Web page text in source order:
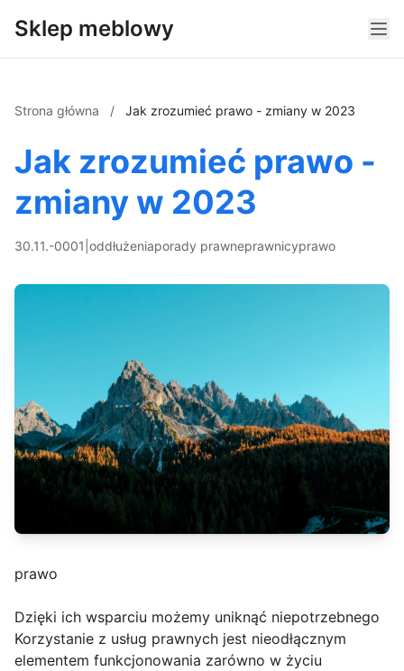
Sklep meblowy
Strona główna / Jak zrozumieć prawo - zmiany w 2023
Jak zrozumieć prawo -
zmiany w 2023
30.11.-0001 oddłużeniaporady prawneprawnicyprawo
prawo
Dzięki ich wsparciu możemy uniknąć niepotrzebnego
Korzystanie z usług prawnych jest nieodłącznym
elementem funkcjonowania zarówno w życiu